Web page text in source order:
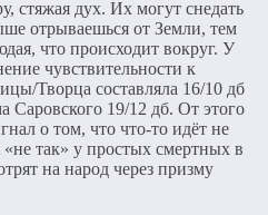
стяжая дух. Их могут снедать
отрываешься от Земли, тем
что происходит вокруг. У
чувствительности к
Творца составляла 16/10 дб
Саровского 19/12 дб. От этого
о том, что что-то идёт не
так» у простых смертных в
на народ через призму